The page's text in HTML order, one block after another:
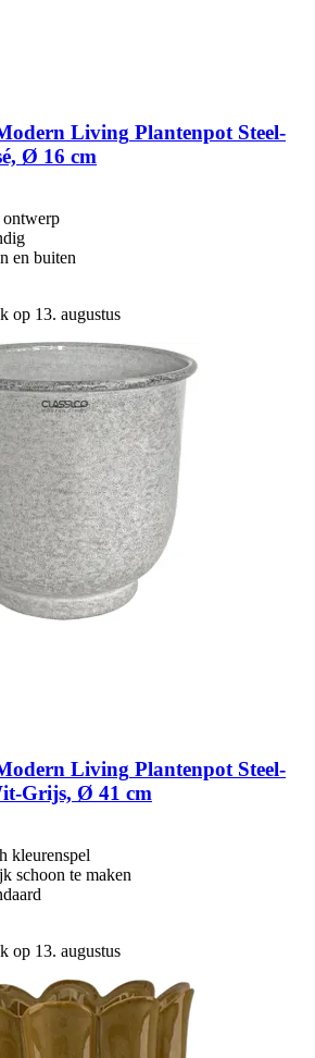
Living Plantenpot Steel-​
Ø 16 cm
en buiten
op 13. augustus
Living Plantenpot Steel-​
​Grijs, Ø 41 cm
kleurenspel
schoon te maken
op 13. augustus